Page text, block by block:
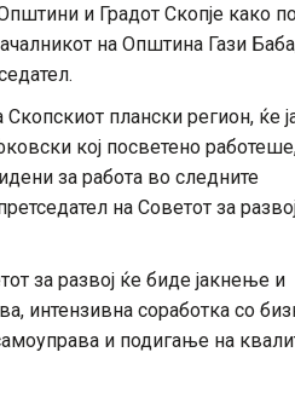
и Градот Скопје како
на Општина Гази
плански регион, ќе
кој посветено работеше,
за работа во следните
на Советот за
за развој ќе биде јакнење и
интензивна соработка со
и подигање на